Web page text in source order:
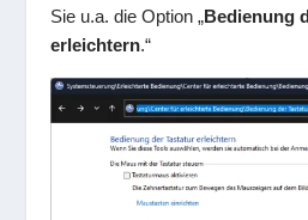
Sie u.a. die Option „Bedienung
erleichtern.“